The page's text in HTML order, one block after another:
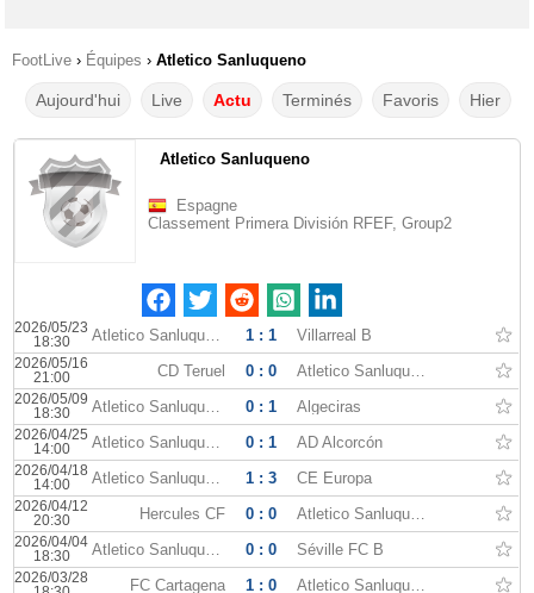
FootLive › Équipes › Atletico Sanluqueno
Aujourd'hui Live Actu Terminés Favoris Hier
Atletico Sanluqueno
Espagne
Classement Primera División RFEF, Group2
2026/05/23
18:30
Atletico Sanluqueno 1 : 1 Villarreal B
2026/05/16
21:00
CD Teruel 0 : 0 Atletico Sanluqueno
2026/05/09
18:30
Atletico Sanluqueno 0 : 1 Algeciras
2026/04/25
14:00
Atletico Sanluqueno 0 : 1 AD Alcorcón
2026/04/18
14:00
Atletico Sanluqueno 1 : 3 CE Europa
2026/04/12
20:30
Hercules CF 0 : 0 Atletico Sanluqueno
2026/04/04
18:30
Atletico Sanluqueno 0 : 0 Séville FC B
2026/03/28
FC Cartagena 1 : 0 Atletico Sanluqueno